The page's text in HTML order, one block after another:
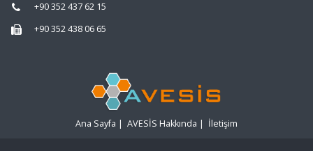
+90 352 437 62 15
+90 352 438 06 65
Ana Sayfa | AVESİS Hakkında | İletişim